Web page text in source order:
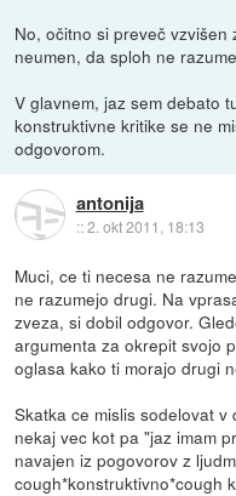
No, očitno si preveč
neumen, da sploh ne
V glavnem, jaz sem debato
konstruktivne kritike se ne
odgovorom.
antonija
::2. okt 2011, 18:13
Muci, ce ti necesa ne
ne razumejo drugi. Na
zveza, si dobil odgovor.
argumenta za okrepit svojo
oglasa kako ti morajo drugi
Skatka ce mislis sodelovat
nekaj vec kot pa "jaz imam
navajen iz pogovorov z
cough*konstruktivno*cough